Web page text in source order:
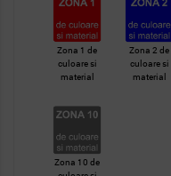
Zona 1 de
culoare si
material
Zona 2 de
culoare si
material
Zona 10 de